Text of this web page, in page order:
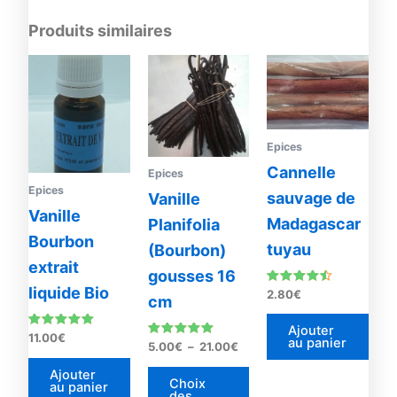
Produits similaires
Epices
Vanille
Bourbon
extrait
liquide Bio
Note
4.93
sur 5
11.00€
Ajouter
au panier
Epices
Vanille
Planifolia
(Bourbon)
gousses 16
cm
Note
sur 5
5.00€ – 21.00€
Plage
5.00€
à
21.00€
Choix
produit
plusieurs
variations.
Les
options
être
choisies
sur
produit
Epices
Cannelle
sauvage de
Madagascar
tuyau
Note
4.33
sur 5
2.80€
Ajouter
au panier